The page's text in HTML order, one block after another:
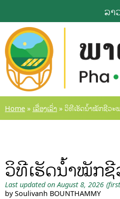
to
content
ລາ
Home » ເລື່ອງເລົ່າ » ວິທີເຮັດນ້ໍາໝັກຊີວະ
ວິທີເຮັດນ້ໍາໝັກຊີ
Last updated on August 8, 2026
by Soulivanh BOUNTHAMMY